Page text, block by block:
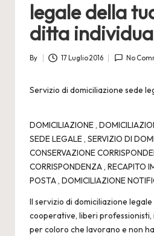
4
legale della
ditta
Posted
By 17 Luglio 2016 No
Servizio di domiciliazione sede
DOMICILIAZIONE ,
SEDE LEGALE , SERVIZIO DI
CONSERVAZIONE
CORRISPONDENZA , RECAPITO
POSTA , DOMICILIAZIONE
Il servizio di domiciliazione
cooperative, liberi
per coloro che lavorano e non